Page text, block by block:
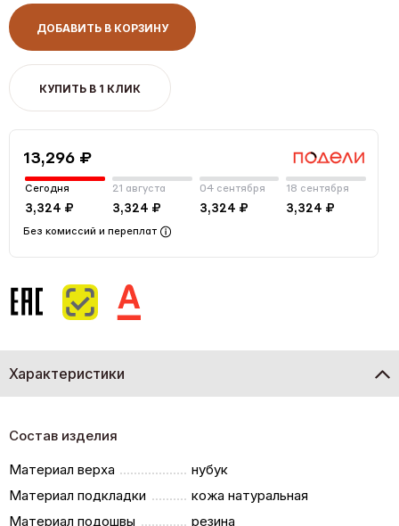
ДОБАВИТЬ В КОРЗИНУ
КУПИТЬ В 1 КЛИК
13,296 ₽
Сегодня
3,324 ₽
21 августа
3,324 ₽
04 сентября
3,324 ₽
18 сентября
3,324 ₽
Без комиссий и переплат
Характеристики
Состав изделия
Материал верха
нубук
Материал подкладки
кожа натуральная
Материал подошвы
резина